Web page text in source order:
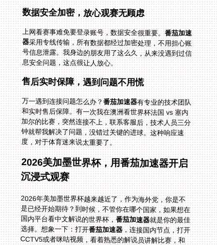
数据安全加密，放心观赛无顾虑
上网看赛事难免要登录账号，数据安全很重要。番茄加速
器采用专线传输，所有数据都经过加密处理，不用担心账
号信息泄露。我身边的朋友用了这么久，从来没遇到过信
息安全问题，这点很让人放心。
售后实时保障，遇到问题不用慌
万一遇到连接问题怎么办？番茄加速器有专业的技术团队
和实时售后保障。有一次我在澳洲看世界杯法国 vs 塞内
加尔的比赛，突然连接不上，联系客服后，技术人员三分
钟就帮我解决了问题，没错过关键的进球。这种响应速
度，对于体育迷来说太重要了。
2026美加墨世界杯，用番茄加速器开启
沉浸式观赛
2026年美加墨世界杯越来越近了，作为海外党，你是不
是已经开始期待？到时候，不管你在哪个国家，如果想在
国内平台看中文解说的世界杯，番茄加速器就是你的最佳
选择。想象一下：打开番茄加速器，连接国内节点，打开
CCTV5或者咪咕视频，看着熟悉的解说员讲解比赛，和
国内的家人朋友一起为喜欢的球队加油——这种沉浸式的
观赛体验，就像你坐在国内的客厅里一样。不管是日本队
的精彩表现，还是法国队的卫冕之路，你都能第一时间看